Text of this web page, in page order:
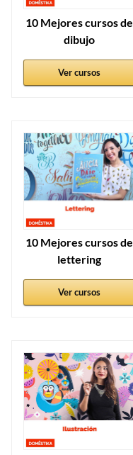
10 Mejores cursos de
dibujo
Ver cursos
10 Mejores cursos de
lettering
Ver cursos